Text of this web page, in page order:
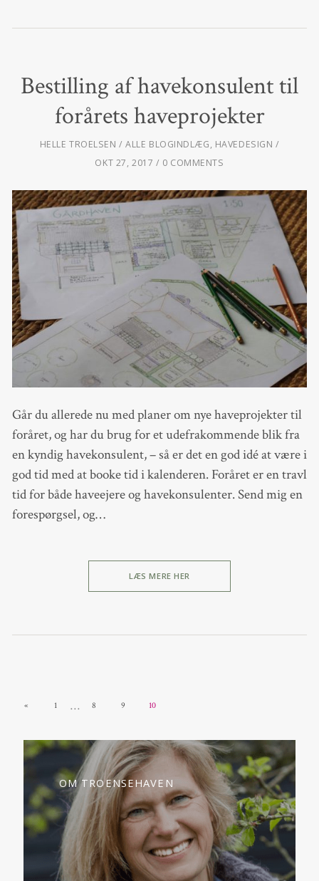
Bestilling af havekonsulent til
forårets haveprojekter
HELLE TROELSEN ALLE BLOGINDLÆG, HAVEDESIGN
OKT 27, 2017
0 COMMENTS
Går du allerede nu med planer om nye haveprojekter til
foråret, og har du brug for et udefrakommende blik fra
en kyndig havekonsulent, – så er det en god idé at være i
god tid med at booke tid i kalenderen. Foråret er en travl
tid for både haveejere og havekonsulenter. Send mig en
forespørgsel, og…
LÆS MERE HER
« 1 … 8 9 10
OM TROENSEHAVEN